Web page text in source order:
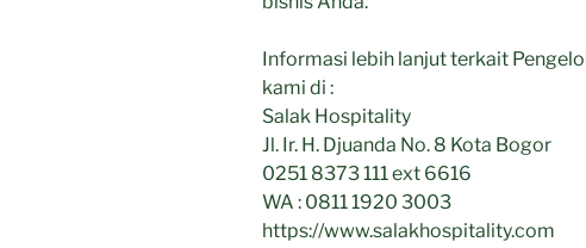
Informasi lebih lanjut terkait
kami di :
Salak Hospitality
Jl. Ir. H. Djuanda No. 8 Kota Bogor
0251 8373 111 ext 6616
WA : 0811 1920 3003
https://www.salakhospitality.com